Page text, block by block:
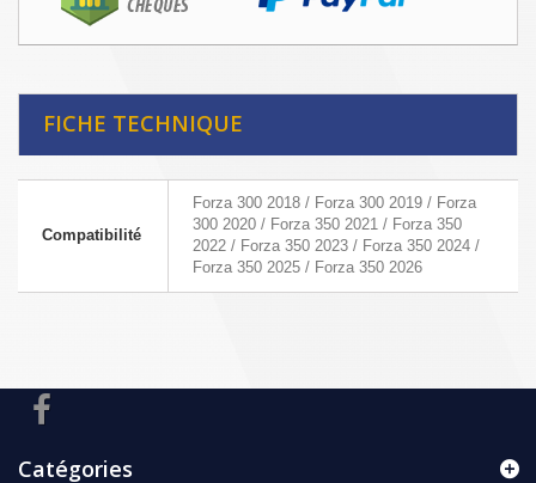
FICHE TECHNIQUE
Compatibilité
Forza 300 2018 / Forza 300 2019 / Forza
300 2020 / Forza 350 2021 / Forza 350
2022 / Forza 350 2023 / Forza 350 2024 /
Forza 350 2025 / Forza 350 2026
Catégories